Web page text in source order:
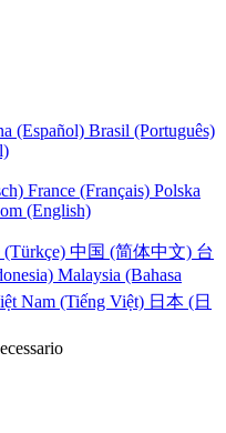
(Español) Brasil (Português)
France (Français) Polska
(English)
中国 (简体中文) 台
Malaysia (Bahasa
Nam (Tiếng Việt) 日本 (日